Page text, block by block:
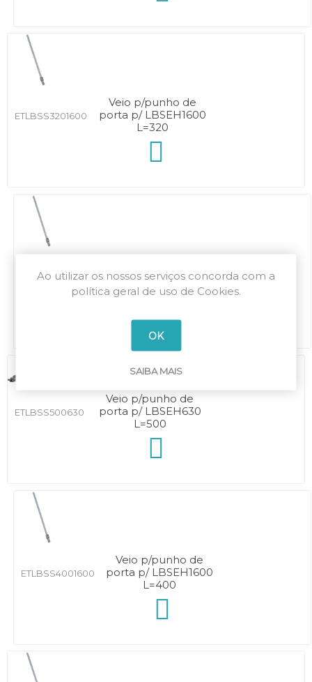
ETLBSS3201600
Veio p/punho de
porta p/ LBSEH1600
L=320
ETLBSS3203200
porta p/ LBSEH3200
L=320
ETLBSS500630
Veio p/punho de
porta p/ LBSEH630
L=500
ETLBSS4001600
Veio p/punho de
porta p/ LBSEH1600
L=400
Ao utilizar os nossos serviços concorda com a
política geral de uso de Cookies.
OK
SAIBA MAIS